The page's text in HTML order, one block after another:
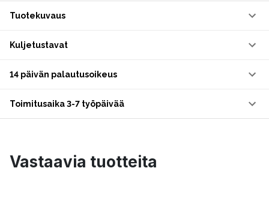
Tuotekuvaus
Kuljetustavat
14 päivän palautusoikeus
Toimitusaika 3-7 työpäivää
Vastaavia tuotteita